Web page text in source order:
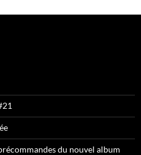
du nouvel album